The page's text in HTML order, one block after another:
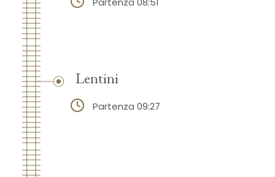
Lentini
Partenza 09:27